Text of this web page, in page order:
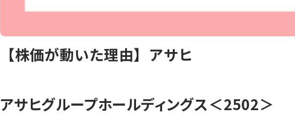
【株価が動いた理由】アサヒ
アサヒグループホールディングス＜2502＞